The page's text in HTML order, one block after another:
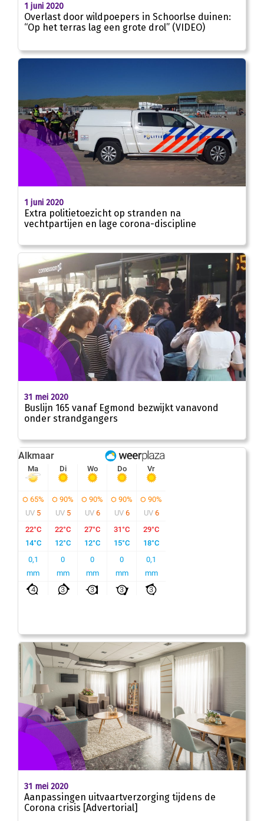
1 juni 2020
Overlast door wildpoepers in Schoorlse duinen:
“Op het terras lag een grote drol” (VIDEO)
1 juni 2020
Extra politietoezicht op stranden na
vechtpartijen en lage corona-discipline
31 mei 2020
Buslijn 165 vanaf Egmond bezwijkt vanavond
onder strandgangers
31 mei 2020
Aanpassingen uitvaartverzorging tijdens de
Corona crisis [Advertorial]